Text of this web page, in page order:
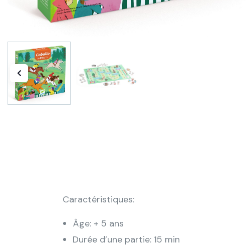
Caractéristiques:
Âge: + 5 ans
Durée d’une partie: 15 min